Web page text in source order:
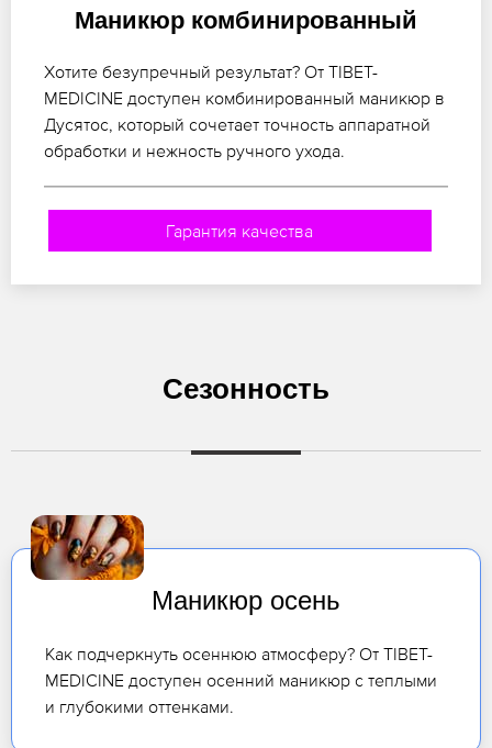
Маникюр комбинированный
Хотите безупречный результат? От TIBET-
MEDICINE доступен комбинированный маникюр в
Дусятос, который сочетает точность аппаратной
обработки и нежность ручного ухода.
Гарантия качества
Сезонность
Маникюр осень
Как подчеркнуть осеннюю атмосферу? От TIBET-
MEDICINE доступен осенний маникюр с теплыми
и глубокими оттенками.